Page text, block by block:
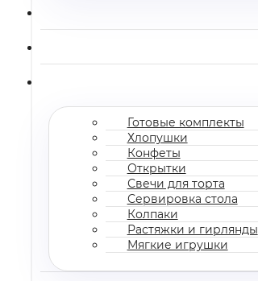
Готовые комплекты
Хлопушки
Конфеты
Открытки
Свечи для торта
Сервировка стола
Колпаки
Растяжки и гирлянды
Мягкие игрушки